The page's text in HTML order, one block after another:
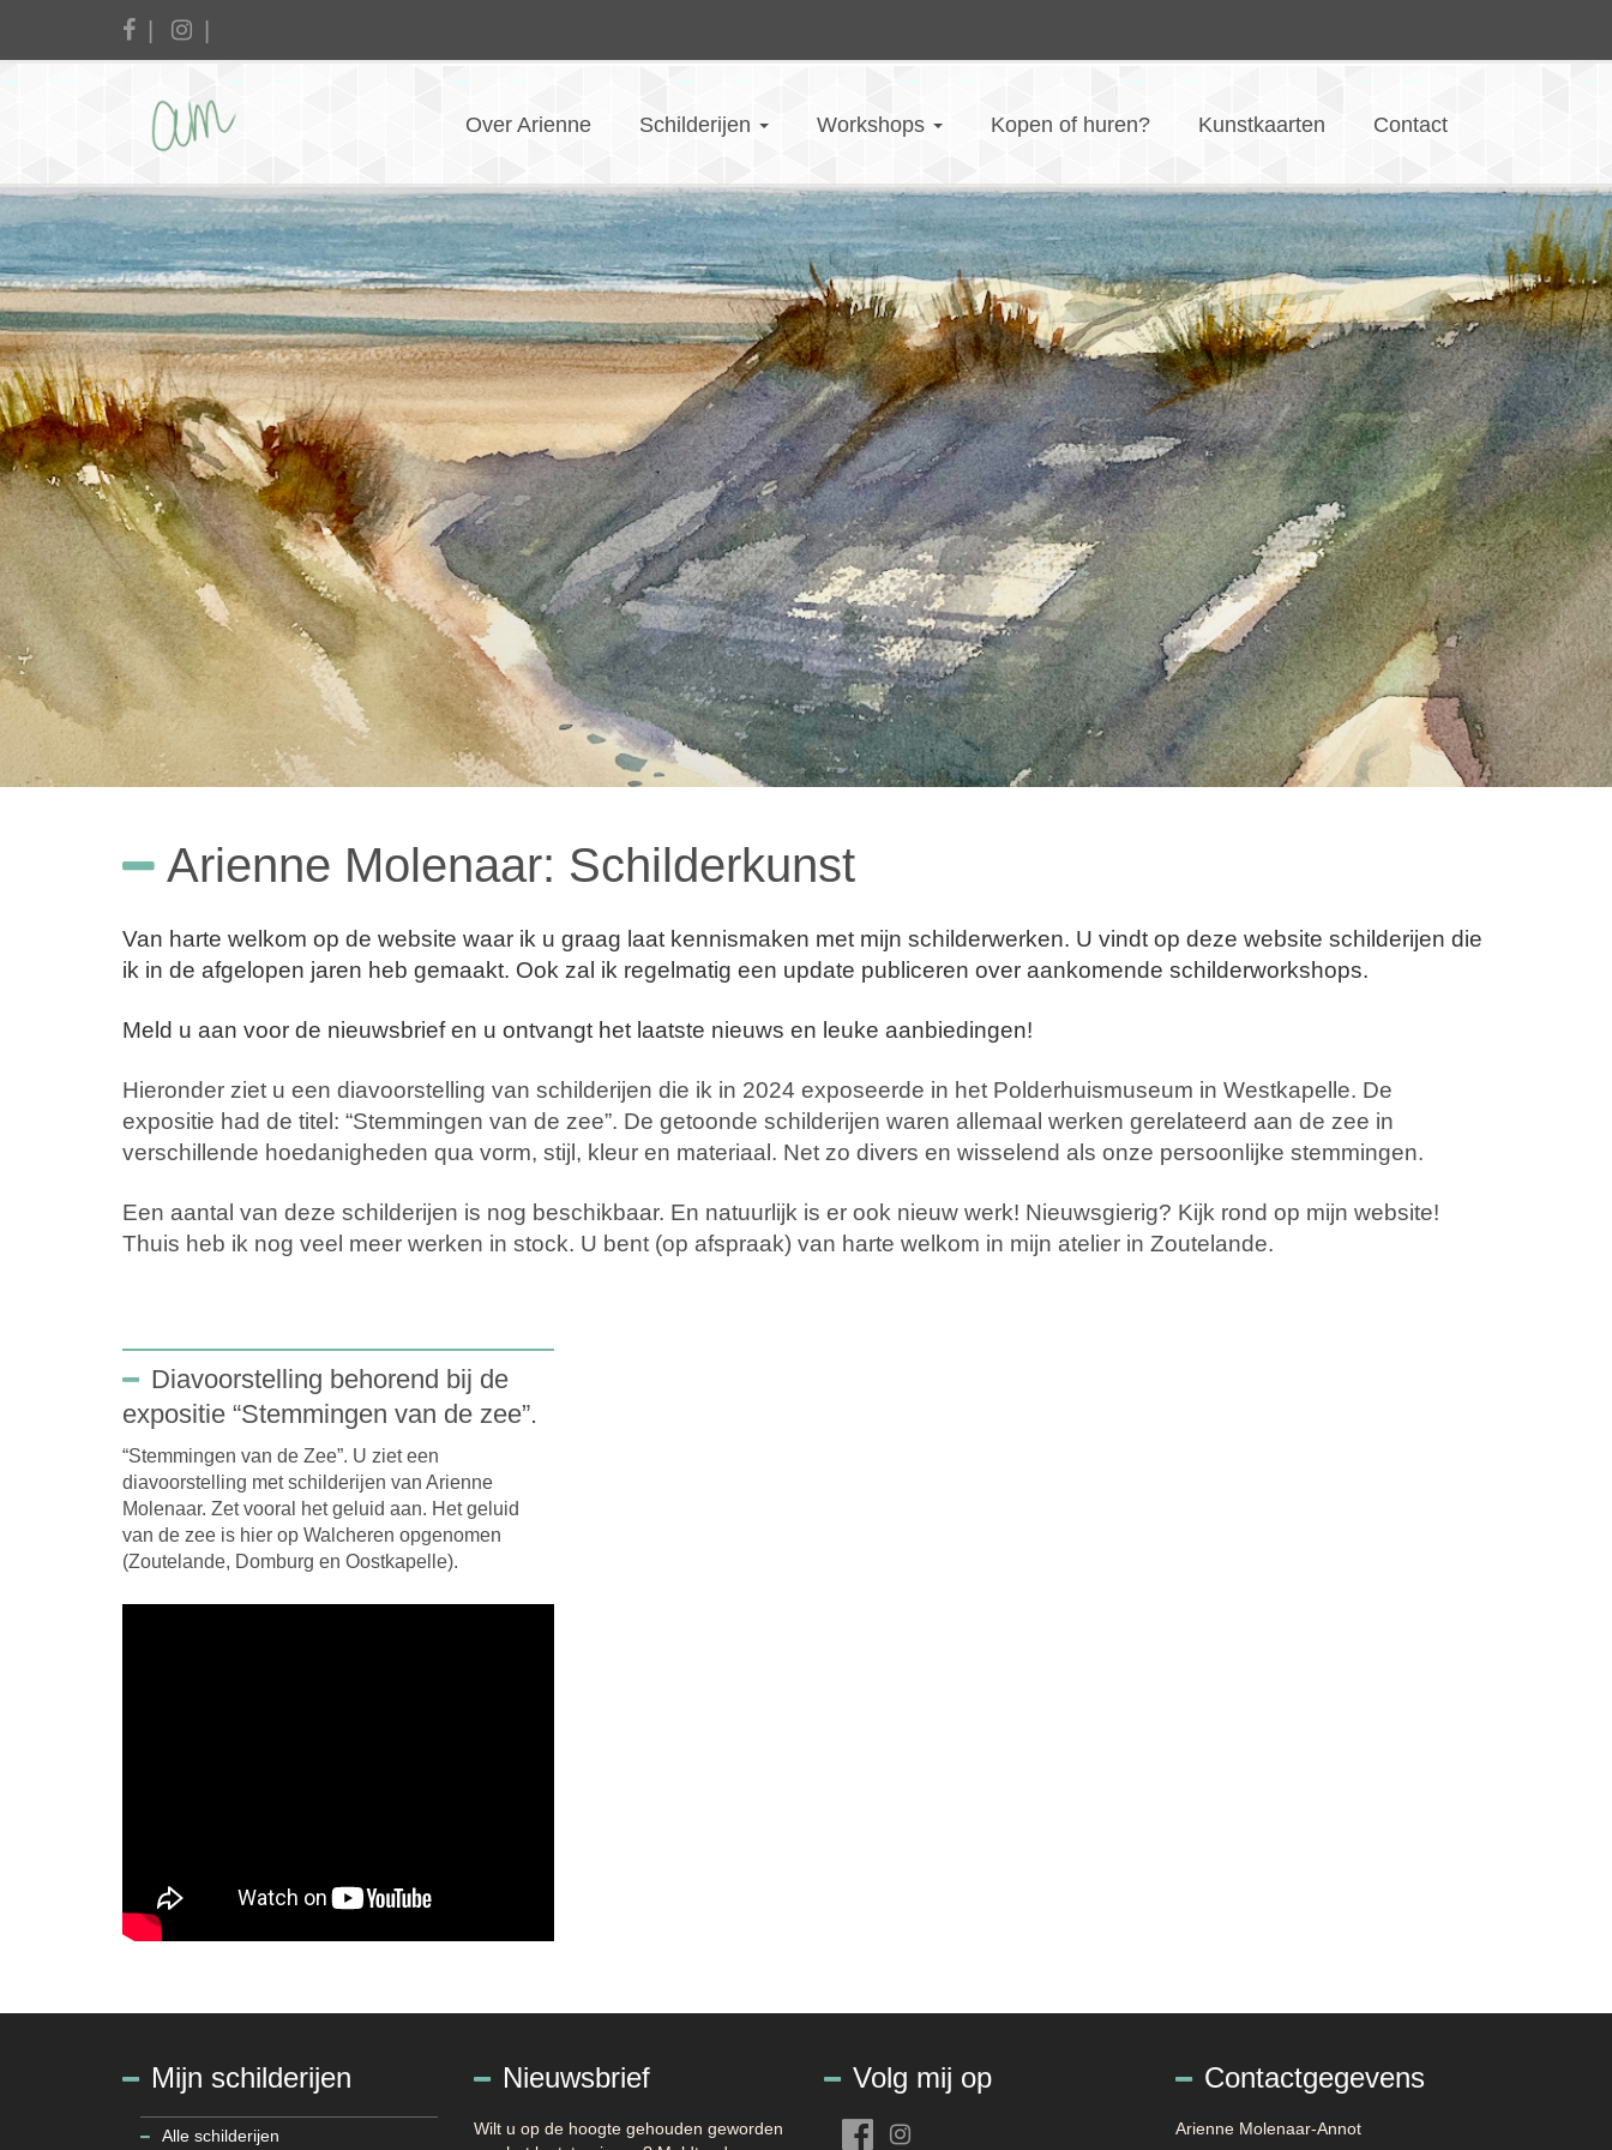
Over Arienne Schilderijen Workshops Kopen of huren? Kunstkaarten Contact
Arienne Molenaar: Schilderkunst
Van harte welkom op de website waar ik u graag laat kennismaken met mijn schilderwerken. U vindt op deze website schilderijen die
ik in de afgelopen jaren heb gemaakt. Ook zal ik regelmatig een update publiceren over aankomende schilderworkshops.
Meld u aan voor de nieuwsbrief en u ontvangt het laatste nieuws en leuke aanbiedingen!
Hieronder ziet u een diavoorstelling van schilderijen die ik in 2024 exposeerde in het Polderhuismuseum in Westkapelle. De
expositie had de titel: “Stemmingen van de zee”. De getoonde schilderijen waren allemaal werken gerelateerd aan de zee in
verschillende hoedanigheden qua vorm, stijl, kleur en materiaal. Net zo divers en wisselend als onze persoonlijke stemmingen.
Een aantal van deze schilderijen is nog beschikbaar. En natuurlijk is er ook nieuw werk! Nieuwsgierig? Kijk rond op mijn website!
Thuis heb ik nog veel meer werken in stock. U bent (op afspraak) van harte welkom in mijn atelier in Zoutelande.
Diavoorstelling behorend bij de
expositie “Stemmingen van de zee”.
“Stemmingen van de Zee”. U ziet een
diavoorstelling met schilderijen van Arienne
Molenaar. Zet vooral het geluid aan. Het geluid
van de zee is hier op Walcheren opgenomen
(Zoutelande, Domburg en Oostkapelle).
Mijn schilderijen
Alle schilderijen
Nieuwsbrief
Wilt u op de hoogte gehouden geworden
Volg mij op Contactgegevens
Arienne Molenaar-Annot